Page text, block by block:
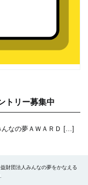
トリー募集中
んなの夢ＡＷＡＲＤ […]
財団法人みんなの夢をかなえる